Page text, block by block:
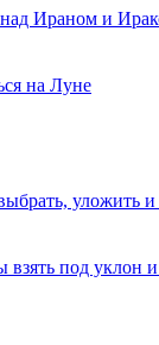
Ираном и
на Луне
уложить
под уклон